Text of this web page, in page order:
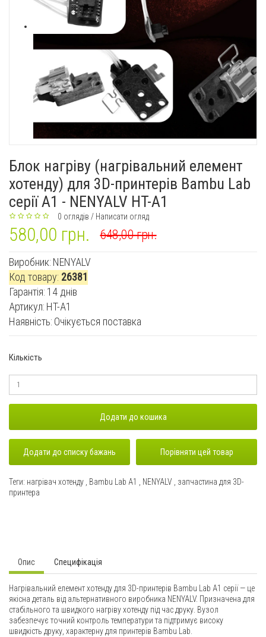
Блок нагріву (нагрівальний елемент
хотенду) для 3D-принтерів Bambu Lab
серії A1 - NENYALV HT-A1
0 оглядів / Написати огляд
580,00 грн. 648,00 грн.
Виробник: NENYALV
Код товару: 26381
Гарантiя: 14 днів
Артикул: HT-A1
Наявність: Очікується поставка
Кількість
Додати до кошика
Додати до списку бажань Порівняти цей товар
Теги: нагрівач хотенду , Bambu Lab A1 , NENYALV , запчастина для 3D-
принтера
Опис Специфікація
Нагрівальний елемент хотенду для 3D-принтерів Bambu Lab A1 серії — це
якісна деталь від альтернативного виробника NENYALV. Призначена для
стабільного та швидкого нагріву хотенду під час друку. Вузол
забезпечує точний контроль температури та підтримує високу
швидкість друку, характерну для принтерів Bambu Lab.